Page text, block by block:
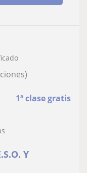
1ª clase gratis
Y